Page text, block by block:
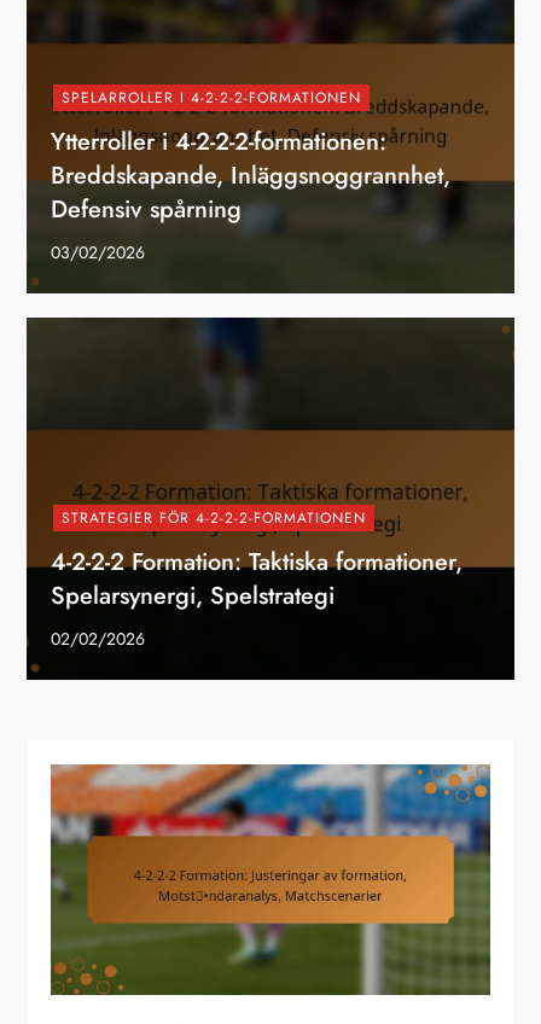
SPELARROLLER I 4-2-2-2-FORMATIONEN
Ytterroller i 4-2-2-2-formationen:
Breddskapande, Inläggsnoggrannhet,
Defensiv spårning
03/02/2026
STRATEGIER FÖR 4-2-2-2-FORMATIONEN
4-2-2-2 Formation: Taktiska formationer,
Spelarsynergi, Spelstrategi
02/02/2026